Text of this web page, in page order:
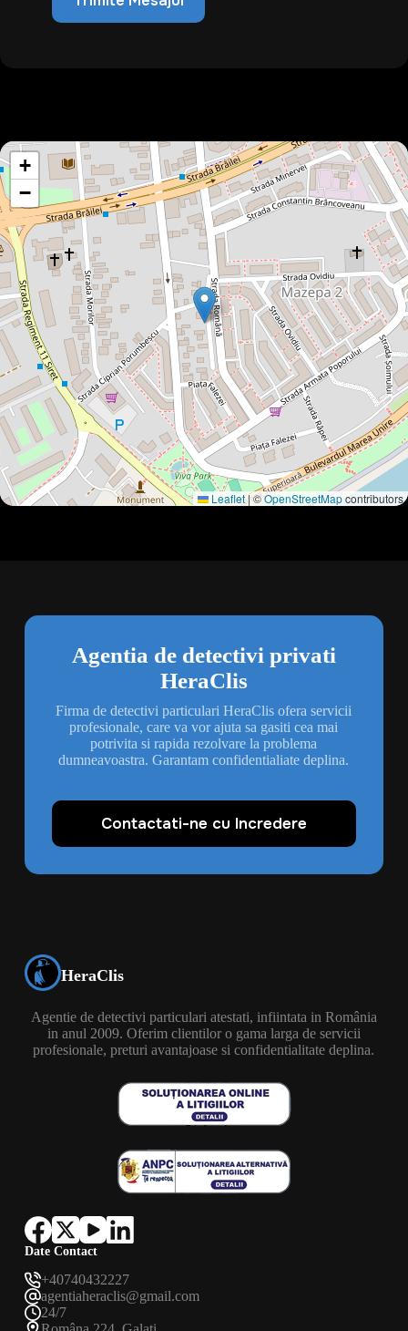
+
−
Leaflet|©OpenStreetMapcontributors
Agentia de detectivi privati
HeraClis
Firma de detectivi particulari HeraClis ofera servicii
profesionale, care va vor ajuta sa gasiti cea mai
potrivita si rapida rezolvare la problema
dumneavoastra. Garantam confidentialiate deplina.
Contactati-ne cu Incredere
HeraClis
Agentie de detectivi particulari atestati, infiintata in România
in anul 2009. Oferim clientilor o gama larga de servicii
profesionale, preturi avantajoase si confidentialitate deplina.
Date Contact
+40740432227
agentiaheraclis@gmail.com
24/7